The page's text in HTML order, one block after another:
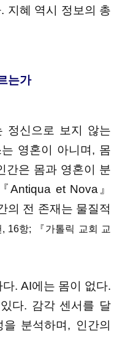
지혜 역시 정보의 총
는가
정신으로 보지 않는
영혼이 아니며, 몸
간은 몸과 영혼이 분
Antiqua et Nova』
의 전 존재는 물질적
, 16항; 『가톨릭 교회 교
. AI에는 몸이 없다.
다. 감각 센서를 달
분석하며, 인간의